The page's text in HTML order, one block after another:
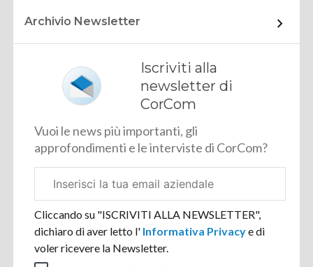
Archivio Newsletter
Iscriviti alla
newsletter di
CorCom
Vuoi le news più importanti, gli
approfondimenti e le interviste di CorCom?
aziendale
Cliccando su "ISCRIVITI ALLA NEWSLETTER",
dichiaro di aver letto l' Informativa Privacye di
voler ricevere la Newsletter.